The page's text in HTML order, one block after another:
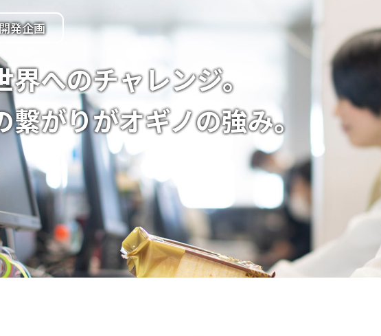
発企画
界へのチャレンジ。
繋がりがオギノの強み。